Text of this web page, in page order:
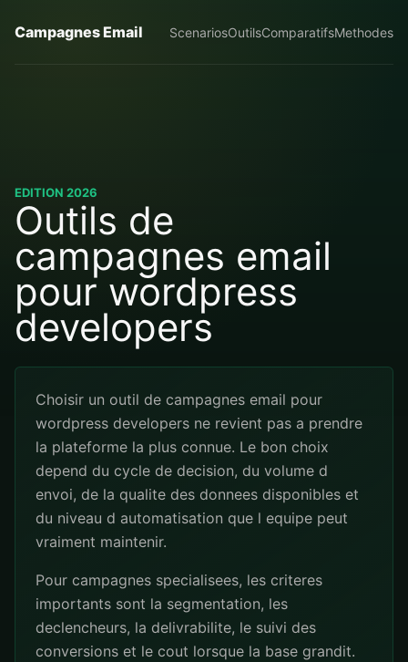
Campagnes Email ScenariosOutilsComparatifsMethodes
EDITION 2026
Outils de
campagnes email
pour wordpress
developers
Choisir un outil de campagnes email pour
wordpress developers ne revient pas a prendre
la plateforme la plus connue. Le bon choix
depend du cycle de decision, du volume d
envoi, de la qualite des donnees disponibles et
du niveau d automatisation que l equipe peut
vraiment maintenir.
Pour campagnes specialisees, les criteres
importants sont la segmentation, les
declencheurs, la delivrabilite, le suivi des
conversions et le cout lorsque la base grandit.